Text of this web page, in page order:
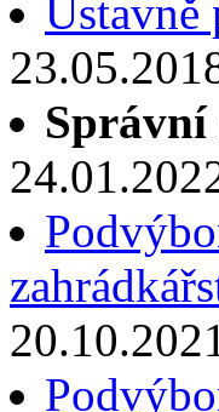
Ústavně
20.10.2021